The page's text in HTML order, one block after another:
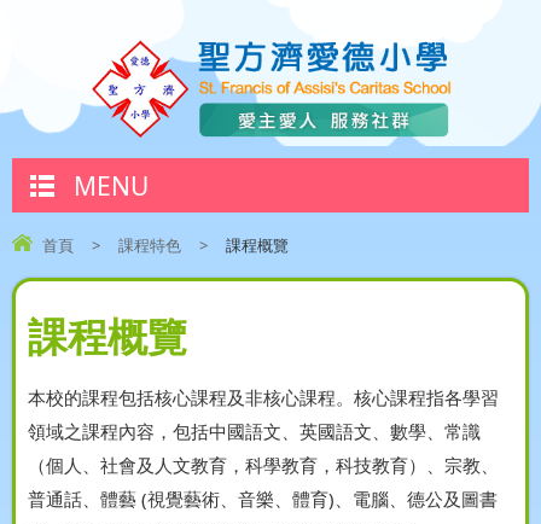
MENU
首頁 > 課程特色 > 課程概覽
課程概覽
本校的課程包括核心課程及非核心課程。核心課程指各學習
領域之課程內容，包括中國語文、英國語文、數學、常識
（個人、社會及人文教育，科學教育，科技教育）、宗教、
普通話、體藝 (視覺藝術、音樂、體育)、電腦、德公及圖書